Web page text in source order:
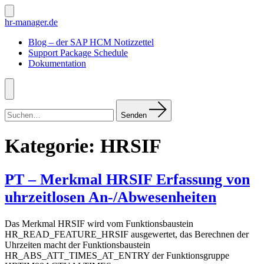
Zum
Inhalt
Suche
ein-/ausblenden
hr-manager.de
Blog – der SAP HCM Notizzettel
Support Package Schedule
Dokumentation
Menü
nach:
Senden
Kategorie: HRSIF
PT – Merkmal HRSIF Erfassung von
uhrzeitlosen An-/Abwesenheiten
Das Merkmal HRSIF wird vom Funktionsbaustein
HR_READ_FEATURE_HRSIF ausgewertet, das Berechnen der
Uhrzeiten macht der Funktionsbaustein
HR_ABS_ATT_TIMES_AT_ENTRY der Funktionsgruppe